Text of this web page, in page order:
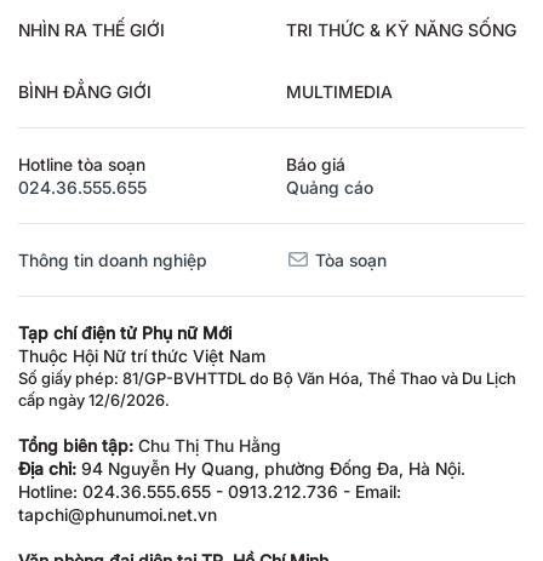
NHÌN RA THẾ GIỚI TRI THỨC & KỸ NĂNG SỐNG
BÌNH ĐẲNG GIỚI MULTIMEDIA
Hotline tòa soạn
024.36.555.655
Báo giá
Quảng cáo
Thông tin doanh nghiệp Tòa soạn
Tạp chí điện tử Phụ nữ Mới
Thuộc Hội Nữ trí thức Việt Nam
Số giấy phép: 81/GP-BVHTTDL do Bộ Văn Hóa, Thể Thao và Du Lịch
cấp ngày 12/6/2026.
Tổng biên tập: Chu Thị Thu Hằng
Địa chỉ: 94 Nguyễn Hy Quang, phường Đống Đa, Hà Nội.
Hotline: 024.36.555.655 - 0913.212.736 - Email:
tapchi@phunumoi.net.vn